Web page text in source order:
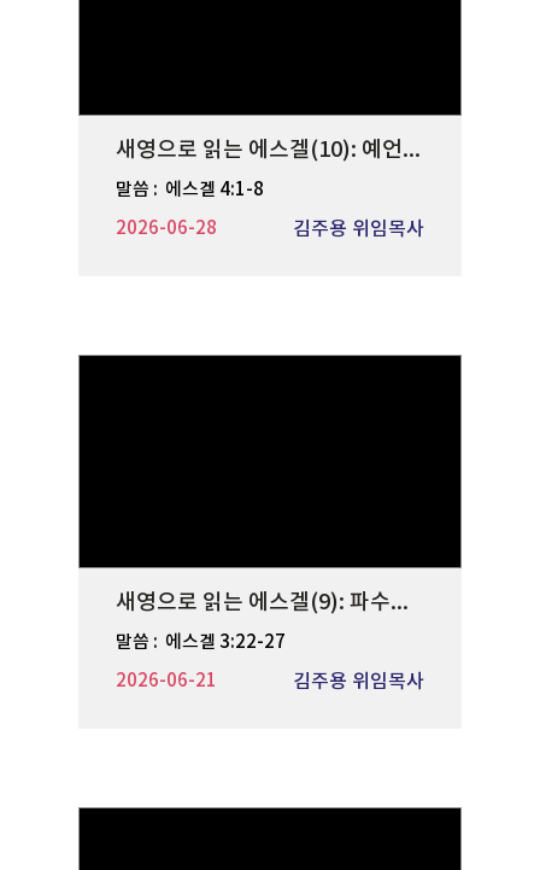
새영으로 읽는 에스겔(10): 예언적 몸짓
말씀 : 에스겔 4:1-8
김주용 위임목사
2026-06-28
새영으로 읽는 에스겔(9): 파수꾼의 침묵
말씀 : 에스겔 3:22-27
김주용 위임목사
2026-06-21